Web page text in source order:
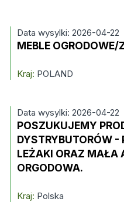
Data wysylki: 2026-04-22
MEBLE
Kraj: POLAND
Data wysylki: 2026-04-22
POSZUKUJEMY
DYSTRYBUTORÓW -
LEŻAKI ORAZ MAŁA
ORGODOWA.
Kraj: Polska